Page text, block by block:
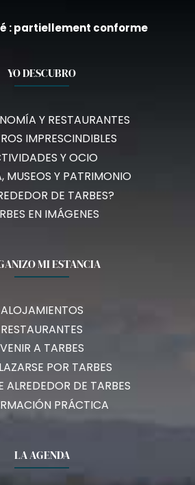
: partiellement conforme
YO DESCUBRO
Y RESTAURANTES
IMPRESCINDIBLES
Y OCIO
MUSEOS Y PATRIMONIO
DE TARBES?
EN IMÁGENES
MI ESTANCIA
ALOJAMIENTOS
RESTAURANTES
VENIR A TARBES
POR TARBES
ALREDEDOR DE TARBES
PRÁCTICA
LA AGENDA